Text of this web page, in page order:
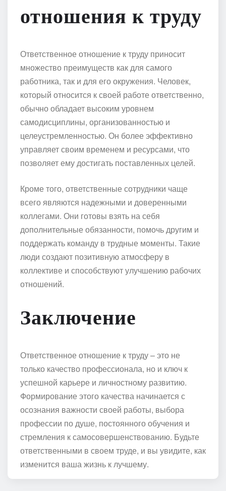
отношения к труду
Ответственное отношение к труду приносит
множество преимуществ как для самого
работника, так и для его окружения. Человек,
который относится к своей работе ответственно,
обычно обладает высоким уровнем
самодисциплины, организованностью и
целеустремленностью. Он более эффективно
управляет своим временем и ресурсами, что
позволяет ему достигать поставленных целей.
Кроме того, ответственные сотрудники чаще
всего являются надежными и доверенными
коллегами. Они готовы взять на себя
дополнительные обязанности, помочь другим и
поддержать команду в трудные моменты. Такие
люди создают позитивную атмосферу в
коллективе и способствуют улучшению рабочих
отношений.
Заключение
Ответственное отношение к труду – это не
только качество профессионала, но и ключ к
успешной карьере и личностному развитию.
Формирование этого качества начинается с
осознания важности своей работы, выбора
профессии по душе, постоянного обучения и
стремления к самосовершенствованию. Будьте
ответственными в своем труде, и вы увидите, как
изменится ваша жизнь к лучшему.